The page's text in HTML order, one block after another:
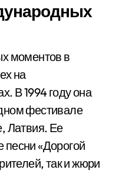
моментов в
на
В 1994 году она
фестивале
Латвия. Ее
«Дорогой
так и жюри